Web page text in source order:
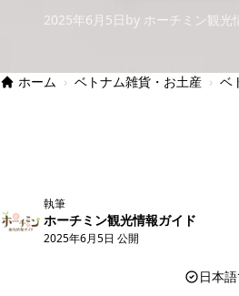
2025年6月5日 by ホーチミン観光
ホーム › ベトナム雑貨・お土産 › ベ
執筆
ホーチミン観光情報ガイド
2025年6月5日 公開
日本